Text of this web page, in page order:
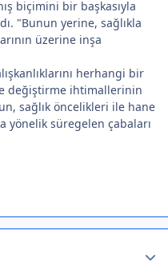
biçimini bir başkasıyla
"Bunun yerine, sağlıkla
üzerine inşa
herhangi bir
değiştirme ihtimallerinin
sağlık öncelikleri ile hane
yönelik süregelen çabaları